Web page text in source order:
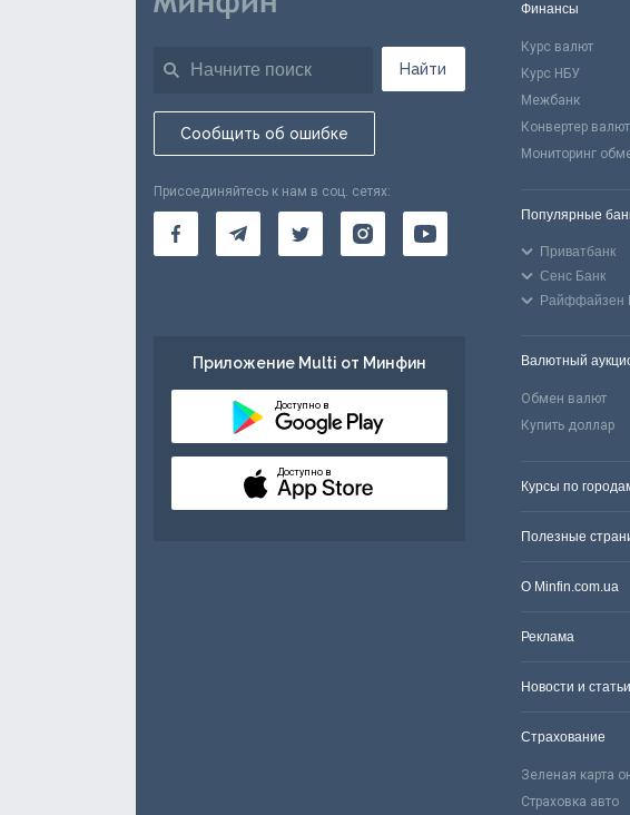
Найти
Сообщить об ошибке
Присоединяйтесь к нам в соц. сетях:
Приложение Multi от Минфин
Доступно в
Доступно в
Финансы
Курс валют
Курс НБУ
Межбанк
Конвертер валют
Мониторинг
Популярные
Приватбанк
Сенс Банк
Райффайзен
Валютный
Обмен валют
Купить доллар
Курсы по
Полезные
О Minfin.com.ua
Реклама
Новости и статьи
Страхование
Зеленая карта
Страховка авто